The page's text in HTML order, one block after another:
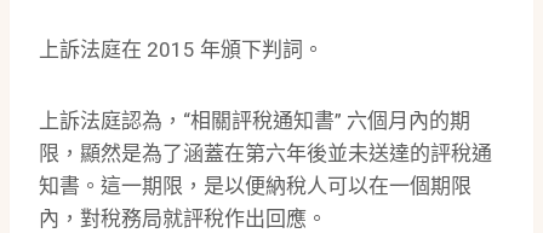
上訴法庭在 2015 年頒下判詞。
上訴法庭認為，“相關評稅通知書” 六個月內的期
限，顯然是為了涵蓋在第六年後並未送達的評稅通
知書。這一期限，是以便納稅人可以在一個期限
內，對稅務局就評稅作出回應。